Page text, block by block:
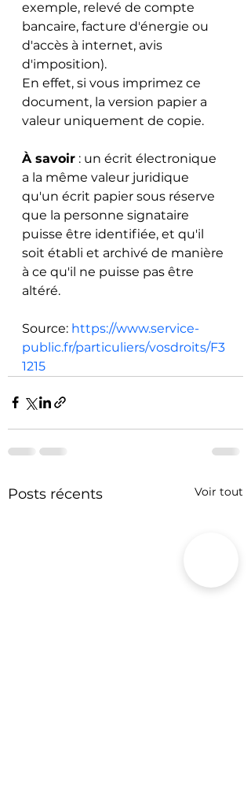
exemple, relevé de compte
bancaire, facture d'énergie ou
d'accès à internet, avis
d'imposition).
En effet, si vous imprimez ce
document, la version papier a
valeur uniquement de copie.
À savoir : un écrit électronique
a la même valeur juridique
qu'un écrit papier sous réserve
que la personne signataire
puisse être identifiée, et qu'il
soit établi et archivé de manière
à ce qu'il ne puisse pas être
altéré.
Source: https://www.service-
public.fr/particuliers/vosdroits/F3
1215
Posts récents Voir tout